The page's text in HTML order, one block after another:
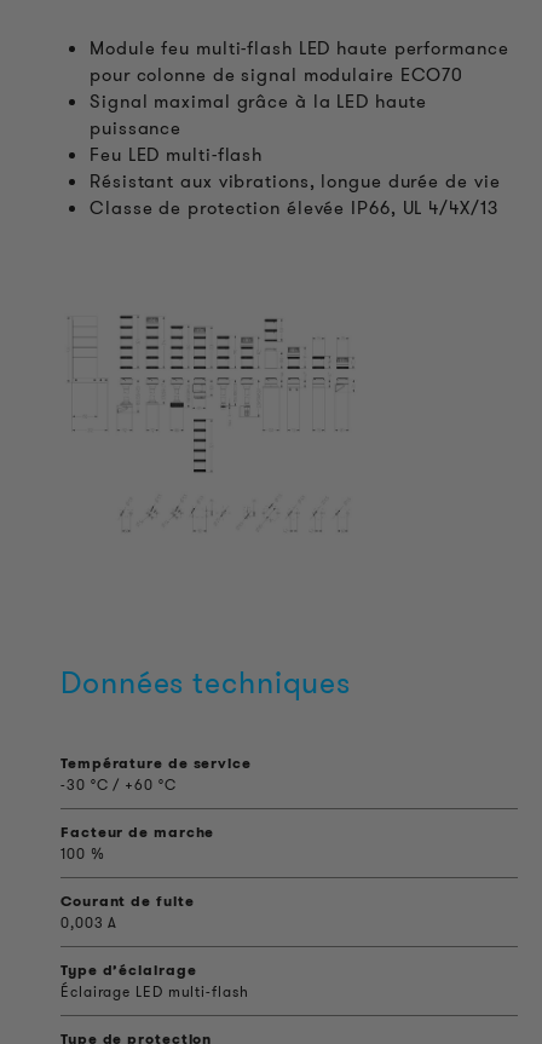
Module feu multi-flash LED haute performance
pour colonne de signal modulaire ECO70
Signal maximal grâce à la LED haute
puissance
Feu LED multi-flash
Résistant aux vibrations, longue durée de vie
Classe de protection élevée IP66, UL 4/4X/13
Données techniques
Température de service
-30 °C / +60 °C
Facteur de marche
100 %
Courant de fuite
0,003 A
Type d’éclairage
Éclairage LED multi-flash
Type de protection